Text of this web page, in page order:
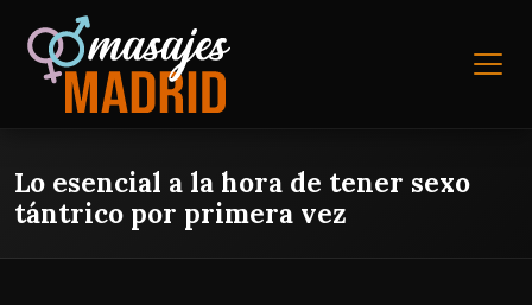
Lo esencial a la hora de tener sexo
tántrico por primera vez